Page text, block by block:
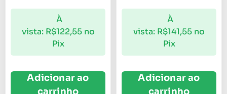
À
vista: R$122,55 no
Pix
Adicionar ao
carrinho
À
vista: R$141,55 no
Pix
Adicionar ao
carrinho